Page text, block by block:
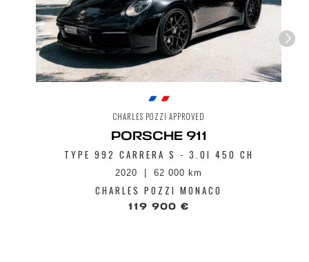
CHARLES POZZI APPROVED
PORSCHE 911
TYPE 992 CARRERA S - 3.0I 450 CH
2020 62 000 km
CHARLES POZZI MONACO
119 900 €